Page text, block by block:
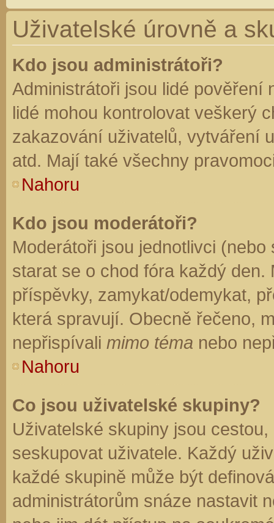
Uživatelské úrovně a
Kdo jsou administrátoři?
Administrátoři jsou lidé pověření
lidé mohou kontrolovat veškerý
zakazování uživatelů, vytváření
atd. Mají také všechny
Nahoru
Kdo jsou moderátoři?
Moderátoři jsou jednotlivci
starat se o chod fóra každý
příspěvky, zamykat/odemykat,
která spravují. Obecně řečeno,
nepřispívali mimo téma nebo
Nahoru
Co jsou uživatelské skupiny?
Uživatelské skupiny jsou
seskupovat uživatele. Každý
každé skupině může být
administrátorům snáze nastavit